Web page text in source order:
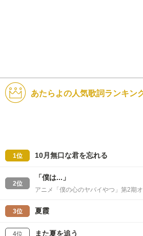
あたらよの人気歌詞ランキン
1位 10月無口な君を忘れる
2位
「僕は...」
アニメ「僕の心のヤバイやつ」第2期
3位 夏霞
4位 また夏を追う